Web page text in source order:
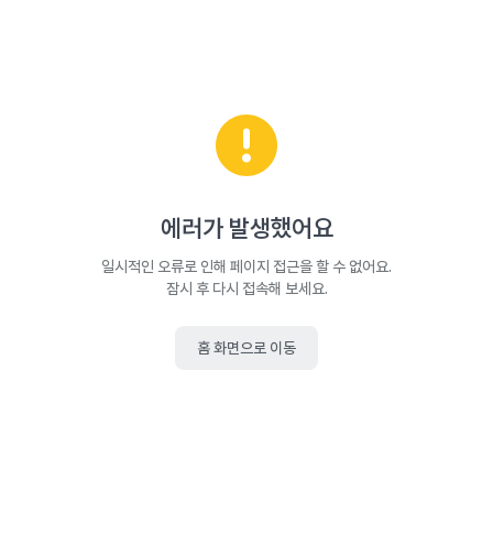
에러가 발생했어요
일시적인 오류로 인해 페이지 접근을 할 수 없어요.
잠시 후 다시 접속해 보세요.
홈 화면으로 이동